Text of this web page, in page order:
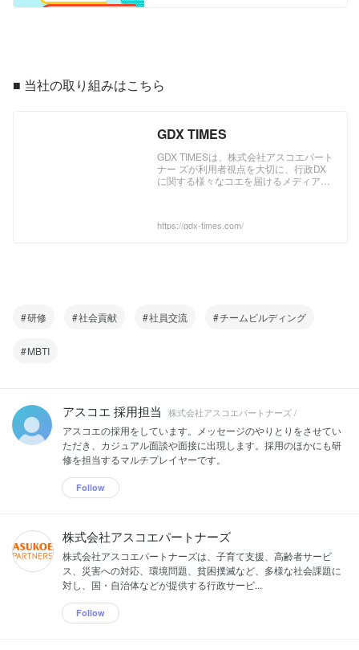
■ 当社の取り組みはこちら
GDX TIMES
GDX TIMESは、株式会社アスコエパート
ナー ズが利用者視点を大切に、行政DX
に関する様々なコエを届けるメディアで
https://gdx-times.com/
研修 社会貢献 社員交流 チームビルディング
MBTI
アスコエ 採用担当 株式会社アスコエパートナーズ /
アスコエの採用をしています。メッセージのやりとりをさせてい
ただき、カジュアル面談や面接に出現します。採用のほかにも研
修を担当するマルチプレイヤーです。
Follow
株式会社アスコエパートナーズ
株式会社アスコエパートナーズは、子育て支援、高齢者サービ
ス、災害への対応、環境問題、貧困撲滅など、多様な社会課題に
対し、国・自治体などが提供する行政サービ...
Follow